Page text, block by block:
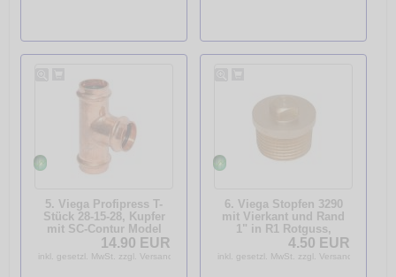
5. Viega Profipress T-
Stück 28-15-28, Kupfer
mit SC-Contur Model
2418 295189
14.90 EUR
inkl. gesetzl. MwSt. zzgl. Versandkosten
6. Viega Stopfen 3290
mit Vierkant und Rand
1" in R1 Rotguss,
3202944.50 EUR
inkl. gesetzl. MwSt. zzgl. Versandkosten